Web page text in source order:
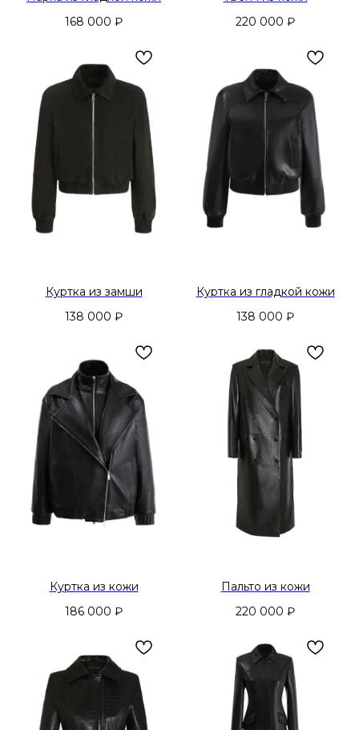
168 000 ₽
220 000 ₽
Куртка из замши
138 000 ₽
Куртка из гладкой кожи
138 000 ₽
Куртка из кожи
186 000 ₽
Пальто из кожи
220 000 ₽